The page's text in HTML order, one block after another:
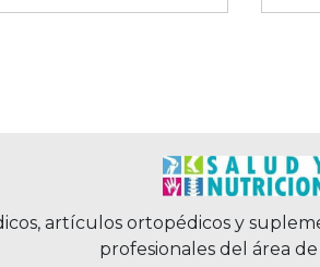
artículos ortopédicos y
profesionales del área